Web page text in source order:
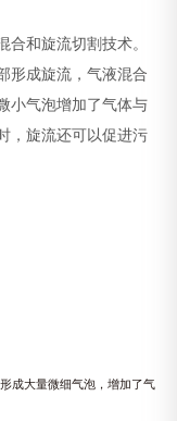
和旋流切割技术。
形成旋流，气液混合
小气泡增加了气体与
，旋流还可以促进污
成大量微细气泡，增加了气